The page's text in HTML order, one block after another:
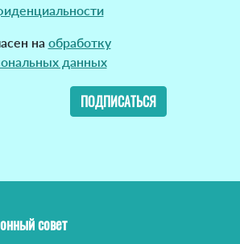
на обработку
данных
ПОДПИСАТЬСЯ
совет